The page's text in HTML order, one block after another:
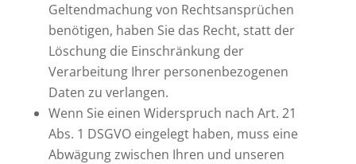
Geltendmachung von Rechtsansprüchen
benötigen, haben Sie das Recht, statt der
Löschung die Einschränkung der
Verarbeitung Ihrer personenbezogenen
Daten zu verlangen.
Wenn Sie einen Widerspruch nach Art. 21
Abs. 1 DSGVO eingelegt haben, muss eine
Abwägung zwischen Ihren und unseren